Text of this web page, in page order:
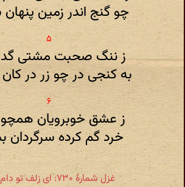
چو گنج اندر زمین پنهان
ز ننگ صحبت مشتی
به کنجی در چو زر در کان
ز عشق خوبرویان
خرد گم کرده سرگردان
غزل شمارهٔ ۷۳۰: ای زلف تو دام ماه افکنده